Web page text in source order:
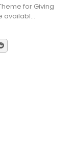
for Giving
availabl…